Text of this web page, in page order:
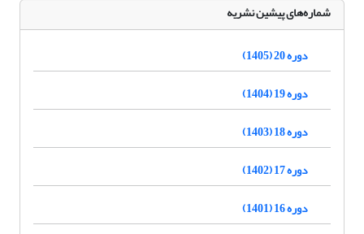
شماره‌های پیشین نشریه
دوره 20 (1405)
دوره 19 (1404)
دوره 18 (1403)
دوره 17 (1402)
دوره 16 (1401)